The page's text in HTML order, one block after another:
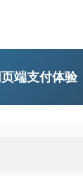
端支付体验